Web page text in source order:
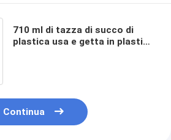
710 ml di tazza di succo di
plastica usa e getta in plastica
Continua